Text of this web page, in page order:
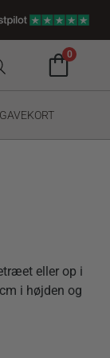
0
GAVEKORT
eller op i
i højden og